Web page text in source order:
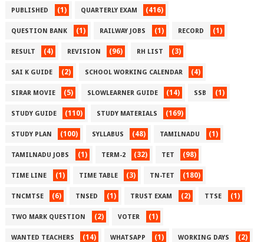
PUBLISHED (1) QUARTERLY EXAM (416)
QUESTION BANK (1) RAILWAY JOBS (1) RECORD (1)
RESULT (4) REVISION (96) RH LIST (3)
SAI K GUIDE (2) SCHOOL WORKING CALENDAR (4)
SIRAR MOVIE (5) SLOWLEARNER GUIDE (14) SSB (1)
STUDY GUIDE (110) STUDY MATERIALS (169)
STUDY PLAN (100) SYLLABUS (48) TAMILNADU (1)
TAMILNADU JOBS (1) TERM-2 (32) TET (98)
TIME LINE (1) TIME TABLE (3) TN-TET (180)
TNCMTSE (6) TNSED (1) TRUST EXAM (2) TTSE (1)
TWO MARK QUESTION (2) VOTER (1)
WANTED TEACHERS (14) WHATSAPP (1) WORKING DAYS (2)